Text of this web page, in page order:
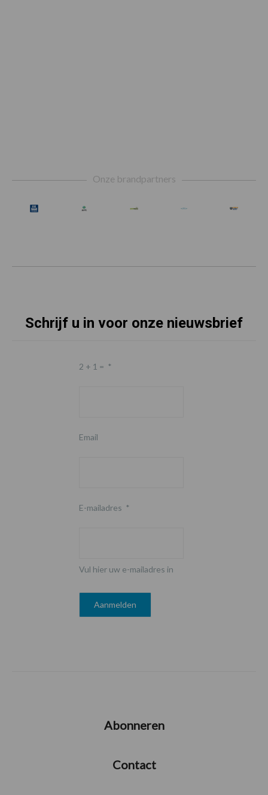
Onze brandpartners
Schrijf u in voor onze nieuwsbrief
2 + 1 = *
Email
E-mailadres *
Vul hier uw e-mailadres in
Abonneren
Contact